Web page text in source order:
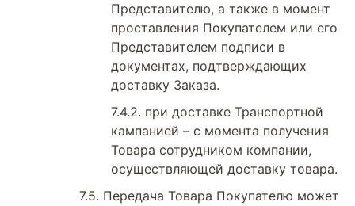
Представителю, а также в момент
проставления Покупателем или его
Представителем подписи в
документах, подтверждающих
доставку Заказа.
при доставке Транспортной
кампанией – с момента получения
Товара сотрудником компании,
осуществляющей доставку товара.
Передача Товара Покупателю может